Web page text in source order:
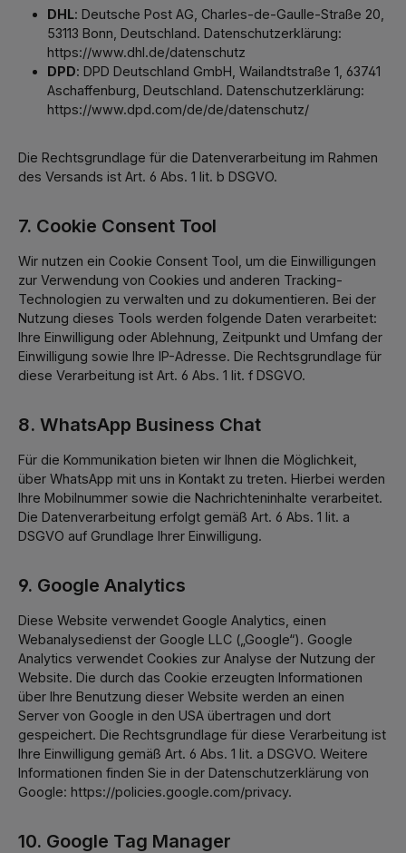
DHL: Deutsche Post AG, Charles-de-Gaulle-Straße 20,
53113 Bonn, Deutschland. Datenschutzerklärung:
https://www.dhl.de/datenschutz
DPD: DPD Deutschland GmbH, Wailandtstraße 1, 63741
Aschaffenburg, Deutschland. Datenschutzerklärung:
https://www.dpd.com/de/de/datenschutz/
Die Rechtsgrundlage für die Datenverarbeitung im Rahmen
des Versands ist Art. 6 Abs. 1 lit. b DSGVO.
7. Cookie Consent Tool
Wir nutzen ein Cookie Consent Tool, um die Einwilligungen
zur Verwendung von Cookies und anderen Tracking-
Technologien zu verwalten und zu dokumentieren. Bei der
Nutzung dieses Tools werden folgende Daten verarbeitet:
Ihre Einwilligung oder Ablehnung, Zeitpunkt und Umfang der
Einwilligung sowie Ihre IP-Adresse. Die Rechtsgrundlage für
diese Verarbeitung ist Art. 6 Abs. 1 lit. f DSGVO.
8. WhatsApp Business Chat
Für die Kommunikation bieten wir Ihnen die Möglichkeit,
über WhatsApp mit uns in Kontakt zu treten. Hierbei werden
Ihre Mobilnummer sowie die Nachrichteninhalte verarbeitet.
Die Datenverarbeitung erfolgt gemäß Art. 6 Abs. 1 lit. a
DSGVO auf Grundlage Ihrer Einwilligung.
9. Google Analytics
Diese Website verwendet Google Analytics, einen
Webanalysedienst der Google LLC („Google“). Google
Analytics verwendet Cookies zur Analyse der Nutzung der
Website. Die durch das Cookie erzeugten Informationen
über Ihre Benutzung dieser Website werden an einen
Server von Google in den USA übertragen und dort
gespeichert. Die Rechtsgrundlage für diese Verarbeitung ist
Ihre Einwilligung gemäß Art. 6 Abs. 1 lit. a DSGVO. Weitere
Informationen finden Sie in der Datenschutzerklärung von
Google: https://policies.google.com/privacy.
10. Google Tag Manager